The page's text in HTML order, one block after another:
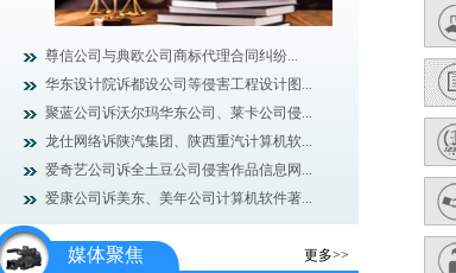
尊信公司与典欧公司商标代理合同纠纷...
华东设计院诉都设公司等侵害工程设计图...
聚蓝公司诉沃尔玛华东公司、莱卡公司侵...
龙仕网络诉陕汽集团、陕西重汽计算机软...
爱奇艺公司诉全土豆公司侵害作品信息网...
爱康公司诉美东、美年公司计算机软件著...
更多>>
媒体聚焦